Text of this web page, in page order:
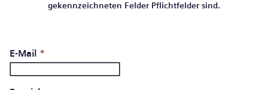
gekennzeichneten Felder Pflichtfelder sind.
E-Mail *